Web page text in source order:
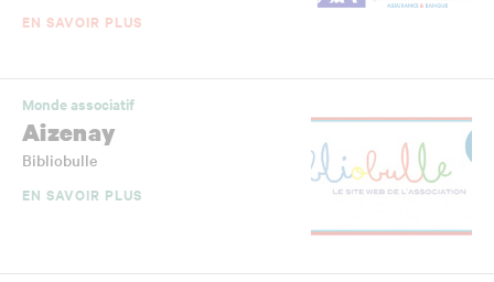
EN SAVOIR PLUS
Monde associatif
Aizenay
Bibliobulle
EN SAVOIR PLUS